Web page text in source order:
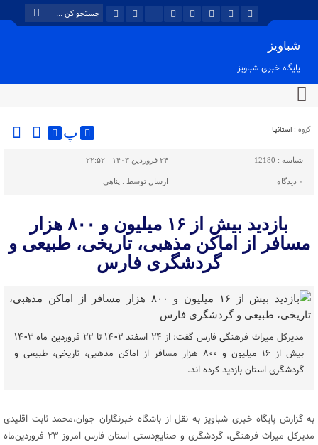
شباویز
پایگاه خبری شباویز
گروه : استانها پ
شناسه : 12180 ۲۴ فروردین ۱۴۰۳ - ۲۲:۵۲
۰ دیدگاه ارسال توسط : پناهی
بازدید بیش از ۱۶ میلیون و ۸۰۰ هزار
مسافر از اماکن مذهبی، تاریخی، طبیعی و
گردشگری فارس
مدیرکل میراث فرهنگی فارس گفت: از ۲۴ اسفند ۱۴۰۲ تا ۲۲ فروردین ماه ۱۴۰۳
بیش از ۱۶ میلیون و ۸۰۰ هزار مسافر از اماکن مذهبی، تاریخی، طبیعی و
گردشگری استان بازدید کرده اند.
به گزارش پایگاه خبری شباویز به نقل از باشگاه خبرنگاران جوان،محمد ثابت اقلیدی
مدیرکل میراث فرهنگی، گردشگری و صنایع‌دستی استان فارس امروز ۲۳ فروردین‌ماه